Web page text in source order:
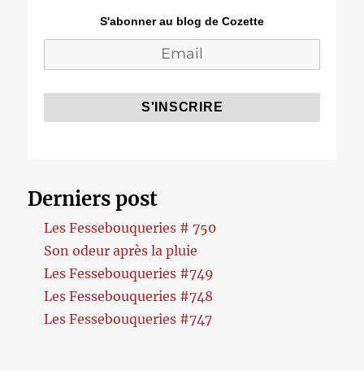
S'abonner au blog de Cozette
Derniers post
Les Fessebouqueries # 750
Son odeur après la pluie
Les Fessebouqueries #749
Les Fessebouqueries #748
Les Fessebouqueries #747